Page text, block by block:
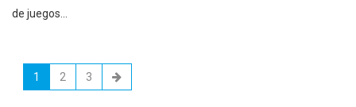
de juegos...
1 2 3